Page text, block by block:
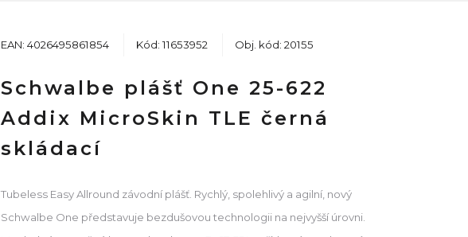
EAN: 4026495861854 Kód: 11653952 Obj. kód: 20155
Schwalbe plášť One 25-622
Addix MicroSkin TLE černá
skládací
Tubeless Easy Allround závodní plášť. Rychlý, spolehlivý a agilní, nový
Schwalbe One představuje bezdušovou technologii na nejvyšší úrovni.